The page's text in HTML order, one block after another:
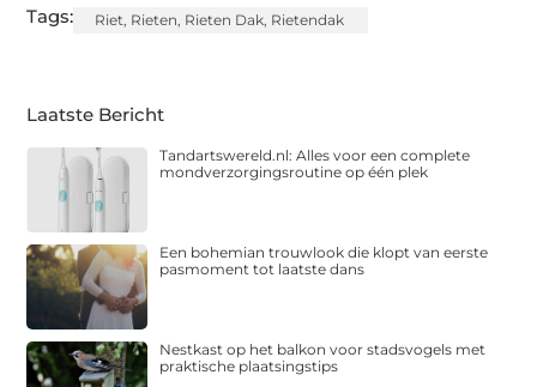
Tags: Riet, Rieten, Rieten Dak, Rietendak
Laatste Bericht
Tandartswereld.nl: Alles voor een complete
mondverzorgingsroutine op één plek
Een bohemian trouwlook die klopt van eerste
pasmoment tot laatste dans
Nestkast op het balkon voor stadsvogels met
praktische plaatsingstips